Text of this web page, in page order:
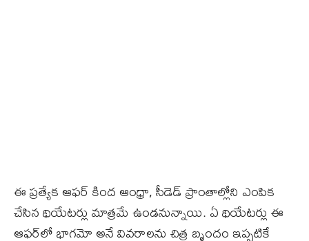
ఈ ప్రత్యేక ఆఫర్ కింద ఆంధ్రా, సీడెడ్ ప్రాంతాల్లోని ఎంపిక
చేసిన థియేటర్లు మాత్రమే ఉండనున్నాయి. ఏ థియేటర్లు ఈ
ఆఫర్‌లో భాగమో అనే వివరాలను చిత్ర బృందం ఇప్పటికే